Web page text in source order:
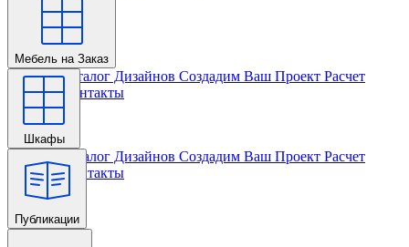
Мебель на Заказ
Главная Каталог Дизайнов Создадим Ваш Проект Расчет
Проекта
Контакты
Шкафы
Главная Каталог Дизайнов Создадим Ваш Проект Расчет
Проекта Контакты
Публикации
Главная